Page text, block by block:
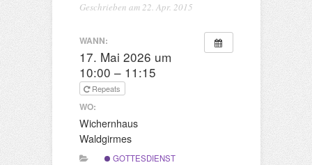
Geschrieben am 22. Apr. 2015
WANN:
17. Mai 2026 um
10:00 – 11:15
Repeats
WO:
Wichernhaus
Waldgirmes
GOTTESDIENST